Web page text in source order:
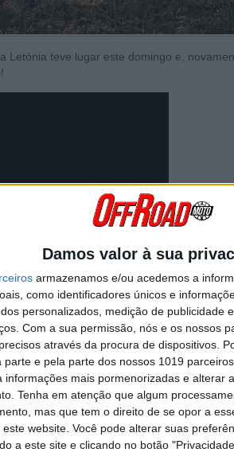
Damos valor à sua
armazenamos e/ou acedemos a
como identificadores únicos e
personalizados, medição de publicidade
Com a sua permissão, nós e os nossos
através da procura de dispositivos.
e pela parte dos nossos 1019
informações mais pormenorizadas e alterar
Tenha em atenção que algum
mas que tem o direito de se opor a
website. Você pode alterar suas
a este site e clicando no botão
Letónia teve lugar este domingo e,
a ler